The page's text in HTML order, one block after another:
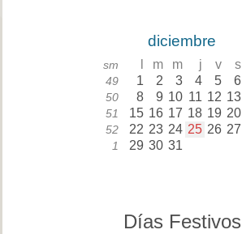
diciembre
sm m m j v s
49 1 2 3 4 5 6
50 8 9 10 11 12 13
51 15 16 17 18 19 20
52 22 23 24 25 26 27
1 29 30 31
Días Festivos